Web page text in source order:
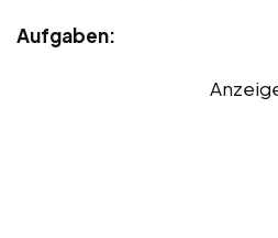
Aufgaben: